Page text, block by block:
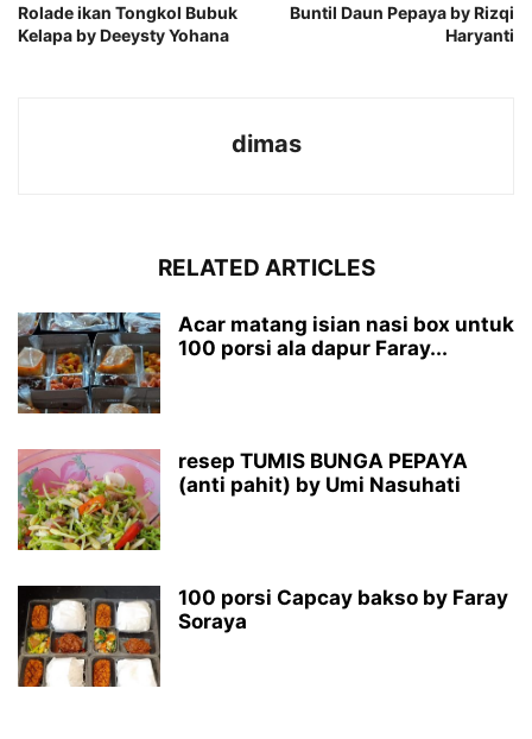
Rolade ikan Tongkol Bubuk
Kelapa by Deeysty Yohana
Buntil Daun Pepaya by Rizqi
Haryanti
dimas
RELATED ARTICLES
Acar matang isian nasi box untuk
100 porsi ala dapur Faray...
resep TUMIS BUNGA PEPAYA
(anti pahit) by Umi Nasuhati
100 porsi Capcay bakso by Faray
Soraya